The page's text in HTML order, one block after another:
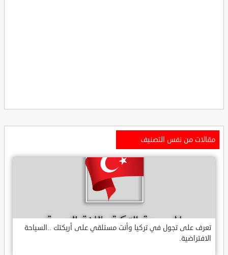
مقالات من نفس التصنيف
تعرف على تجول في تركيا وأنت مستلقي على أريكتك ..السياحة
الافتراضية.